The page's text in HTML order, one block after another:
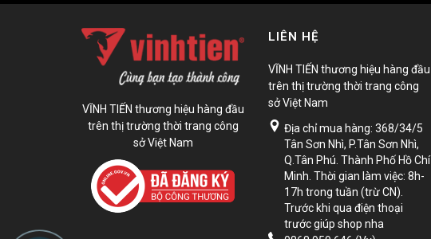
VĨNH TIẾN thương hiệu hàng đầu
trên thị trường thời trang công
sở Việt Nam
LIÊN HỆ
VĨNH TIẾN thương hiệu hàng đầu
trên thị trường thời trang công
sở Việt Nam
Địa chỉ mua hàng: 368/34/5
Tân Sơn Nhì, P.Tân Sơn Nhì,
Q.Tân Phú. Thành Phố Hồ Chí
Minh. Thời gian làm việc: 8h-
17h trong tuần (trừ CN).
Trước khi qua điện thoại
trước giúp shop nha